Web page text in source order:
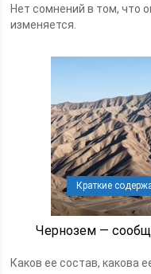
Нет сомнений в том, что
изменяется.
Краткие
Чернозем —
Каков ее состав, какова